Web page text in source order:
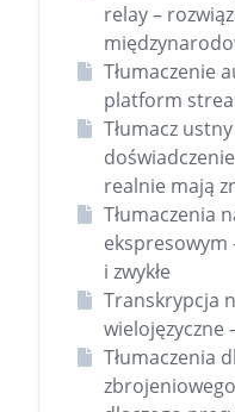
relay –
Tłumaczenie
platform
Tłumacz
realnie mają
Tłumaczenia
ekspresowym
i zwykłe
Transkrypcja
wielojęzyczne
Tłumaczenia